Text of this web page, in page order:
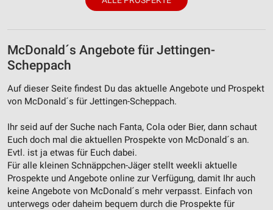
McDonald´s Angebote für Jettingen-
Scheppach
Auf dieser Seite findest Du das aktuelle Angebote und Prospekt
von McDonald´s für Jettingen-Scheppach.
Ihr seid auf der Suche nach Fanta, Cola oder Bier, dann schaut
Euch doch mal die aktuellen Prospekte von McDonald´s an.
Evtl. ist ja etwas für Euch dabei.
Für alle kleinen Schnäppchen-Jäger stellt weekli aktuelle
Prospekte und Angebote online zur Verfügung, damit Ihr auch
keine Angebote von McDonald´s mehr verpasst. Einfach von
unterwegs oder daheim bequem durch die Prospekte für